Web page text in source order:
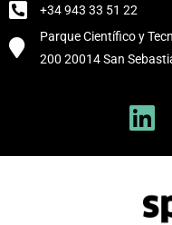
+34 943 33 51 22
Parque Científico y
200 20014 San